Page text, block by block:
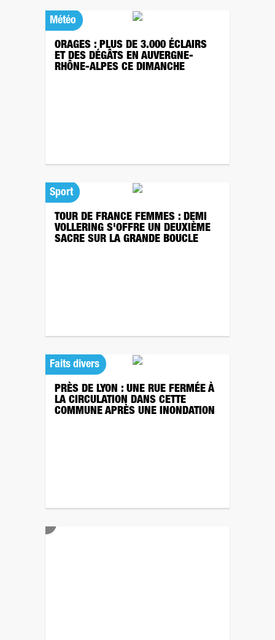
Météo
ORAGES : PLUS DE 3.000 ÉCLAIRS
ET DES DÉGÂTS EN AUVERGNE-
RHÔNE-ALPES CE DIMANCHE
Sport
TOUR DE FRANCE FEMMES : DEMI
VOLLERING S'OFFRE UN DEUXIÈME
SACRE SUR LA GRANDE BOUCLE
Faits divers
PRÈS DE LYON : UNE RUE FERMÉE À
LA CIRCULATION DANS CETTE
COMMUNE APRÈS UNE INONDATION